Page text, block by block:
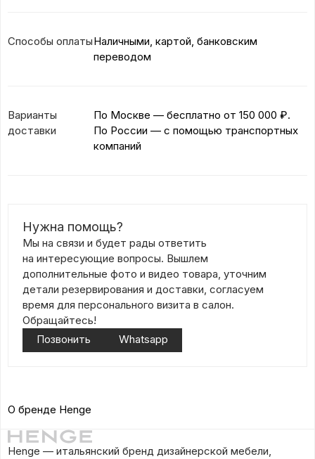
Способы оплатыНаличными, картой, банковским
переводом
Варианты
доставки
По Москве — бесплатно от 150 000 ₽.
По России — с помощью транспортных
компаний
Нужна помощь?
Мы на связи и будет рады ответить
на интересующие вопросы. Вышлем
дополнительные фото и видео товара, уточним
детали резервирования и доставки, согласуем
время для персонального визита в салон.
Обращайтесь!
Позвонить
Whatsapp
О бренде Henge
Henge — итальянский бренд дизайнерской мебели,